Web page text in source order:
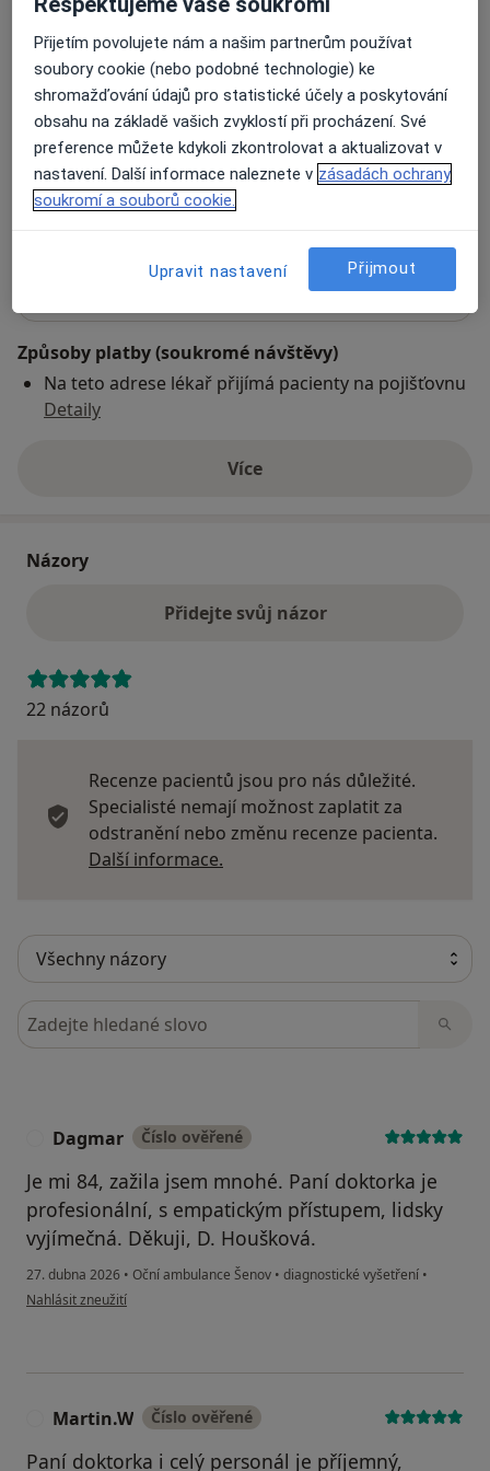
společnosti J.E.Purkyně a České oftalmologické
společnosti.
Adresa 1 Adresa 2
OČNÍ EU s.r.o.
Frýdecká 936/59, Vratimov73932
Přiblížit mapu
Na této adrese online kalendář není aktivní
Způsoby platby (soukromé návštěvy)
Na teto adrese lékař přijímá pacienty na pojišťovnu
Detaily
Víceo adrese
Názory
Přidejte svůj názor
22 názorů
Recenze pacientů jsou pro nás důležité.
Specialisté nemají možnost zaplatit za
odstranění nebo změnu recenze pacienta.
Další informace.
Hledejte v názorech
Dagmar Číslo ověřené
Je mi 84, zažila jsem mnohé. Paní doktorka je
profesionální, s empatickým přístupem, lidsky
vyjímečná. Děkuji, D. Houšková.
27. dubna 2026 • Oční ambulance Šenov • diagnostické vyšetření •
podle názoru uživatele Dagmar
Nahlásit zneužití
Martin.W Číslo ověřené
Paní doktorka i celý personál je příjemný,
Přijetím povolujete nám a našim partnerům používat
soubory cookie (nebo podobné technologie) ke
shromažďování údajů pro statistické účely a poskytování
obsahu na základě vašich zvyklostí při procházení. Své
preference můžete kdykoli zkontrolovat a aktualizovat v
nastavení. Další informace naleznete v zásadách ochrany
soukromí a souborů cookie.
Upravit nastavení Přijmout